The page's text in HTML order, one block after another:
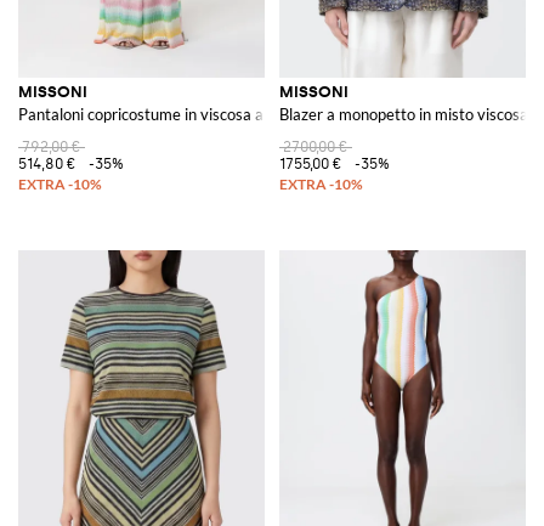
MISSONI
Pantaloni copricostume in viscosa a zig zag
792,00 €
514,80 €
-35%
MISSONI
Blazer a monopetto in misto viscosa a
2700,00 €
1755,00 €
-35%